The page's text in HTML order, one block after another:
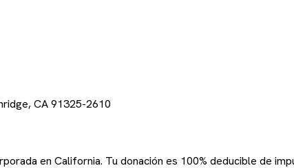
CA 91325-2610
en California. Tu donación es 100% deducible de